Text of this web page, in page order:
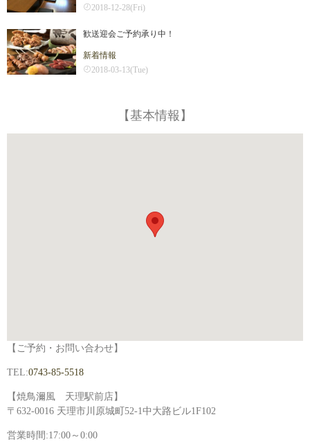
2018-12-28(Fri)
歓送迎会ご予約承り中！
新着情報
2018-03-13(Tue)
【基本情報】
【ご予約・お問い合わせ】
TEL:0743-85-5518
【焼鳥濔風 天理駅前店】
〒632-0016 天理市川原城町52-1中大路ビル1F102
営業時間:17:00～0:00